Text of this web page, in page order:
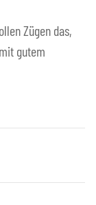
Zügen das,
gutem